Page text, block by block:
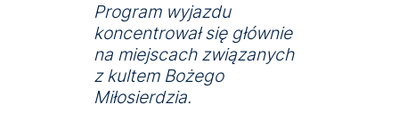
Program wyjazdu
koncentrował się głównie
na miejscach związanych
z kultem Bożego
Miłosierdzia.